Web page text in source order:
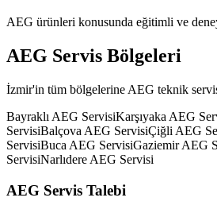
AEG ürünleri konusunda eğitimli ve
AEG Servis Bölgeleri
İzmir'in tüm bölgelerine AEG teknik
Bayraklı AEG ServisiKarşıyaka AEG
ServisiBalçova AEG ServisiÇiğli AEG
ServisiBuca AEG ServisiGaziemir AEG
ServisiNarlıdere AEG Servisi
AEG Servis Talebi